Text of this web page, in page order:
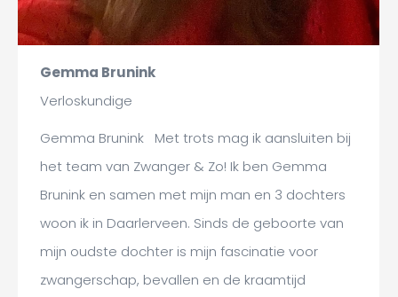
Gemma Brunink
Verloskundige
Gemma Brunink Met trots mag ik aansluiten bij
het team van Zwanger & Zo! Ik ben Gemma
Brunink en samen met mijn man en 3 dochters
woon ik in Daarlerveen. Sinds de geboorte van
mijn oudste dochter is mijn fascinatie voor
zwangerschap, bevallen en de kraamtijd